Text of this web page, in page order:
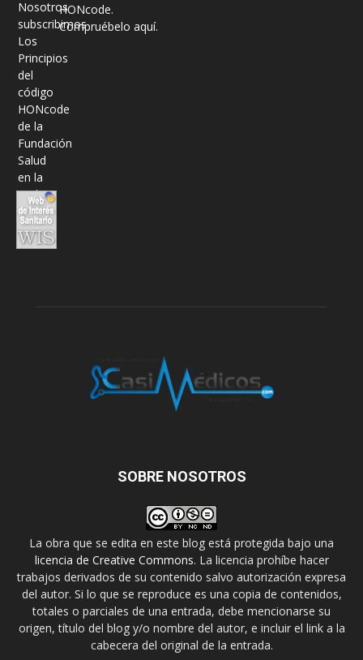
HONcode.
Compruébelo aquí.
SOBRE NOSOTROS
La obra que se edita en este blog está protegida bajo una
licencia de Creative Commons. La licencia prohíbe hacer
trabajos derivados de su contenido salvo autorización expresa
del autor. Si lo que se reproduce es una copia de contenidos,
totales o parciales de una entrada, debe mencionarse su
origen, título del blog y/o nombre del autor, e incluir el link a la
cabecera del original de la entrada.